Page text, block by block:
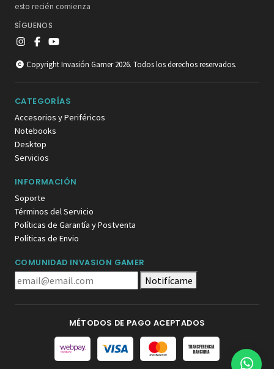
esto recién comienza
SÍGUENOS
Copyright Invasión Gamer 2026. Todos los derechos reservados.
CATEGORÍAS
Accesorios y Periféricos
Notebooks
Desktop
Servicios
INFORMACIÓN
Soporte
Términos del Servicio
Políticas de Garantía y Postventa
Políticas de Envio
COMUNIDAD INVASION GAMER
Notifícame
MÉTODOS DE PAGO ACEPTADOS